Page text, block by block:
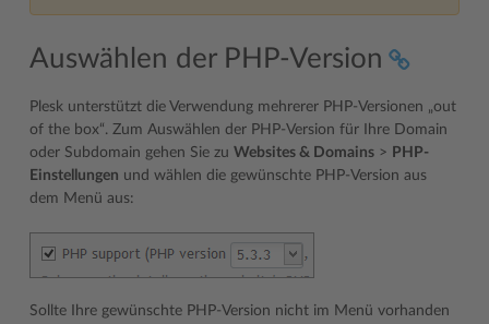
Auswählen der PHP-Version
Plesk unterstützt die Verwendung mehrerer PHP-Versionen „out
of the box“. Zum Auswählen der PHP-Version für Ihre Domain
oder Subdomain gehen Sie zu Websites & Domains > PHP-
Einstellungen und wählen die gewünschte PHP-Version aus
dem Menü aus:
Sollte Ihre gewünschte PHP-Version nicht im Menü vorhanden